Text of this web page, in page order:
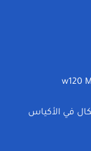
في الأكياس